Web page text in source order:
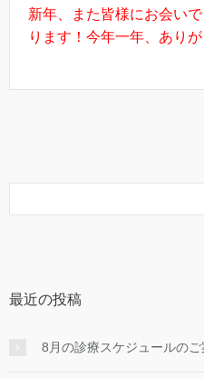
新年、また皆様にお会い
ります！今年一年、あり
最近の投稿
8月の診療スケジュールのご